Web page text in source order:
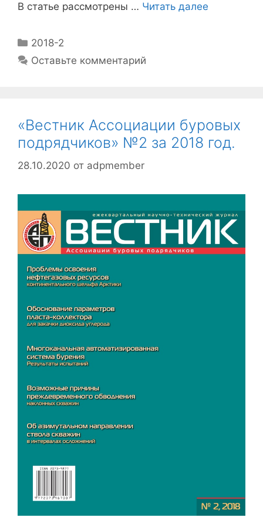
В статье рассмотрены … Читать далее
2018-2
Оставьте комментарий
«Вестник Ассоциации буровых
подрядчиков» №2 за 2018 год.
28.10.2020 от adpmember